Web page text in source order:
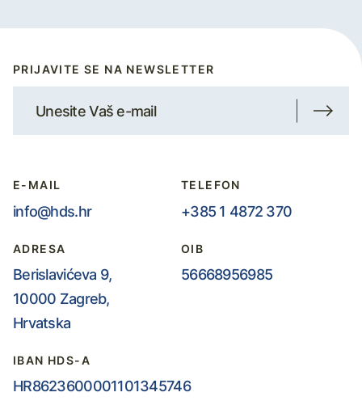
PRIJAVITE SE NA NEWSLETTER
E-MAIL
info@hds.hr
TELEFON
+385 1 4872 370
ADRESA
Berislavićeva 9,
10000 Zagreb,
Hrvatska
OIB
56668956985
IBAN HDS-A
HR8623600001101345746